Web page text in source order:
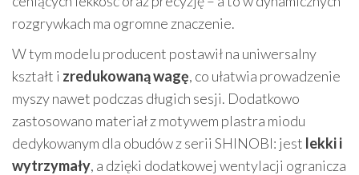
rozgrywkach ma ogromne znaczenie.
W tym modelu producent postawił na uniwersalny
kształt i zredukowaną wagę, co ułatwia prowadzenie
myszy nawet podczas długich sesji. Dodatkowo
zastosowano materiał z motywem plastra miodu
dedykowanym dla obudów z serii SHINOBI: jest lekki i
wytrzymały, a dzięki dodatkowej wentylacji ogranicza